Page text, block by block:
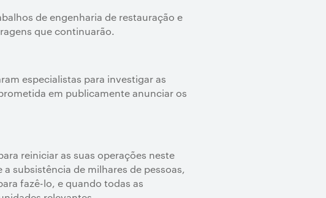
de engenharia de restauração e
que continuarão.
especialistas para investigar as
em publicamente anunciar os
reiniciar as suas operações neste
subsistência de milhares de pessoas,
fazê-lo, e quando todas as